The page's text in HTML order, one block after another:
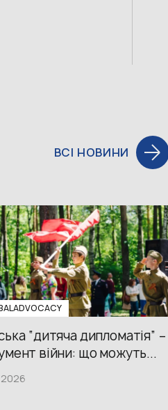
ВСІ НОВИНИ
“дитяча дипломатія” –
війни: що можуть...